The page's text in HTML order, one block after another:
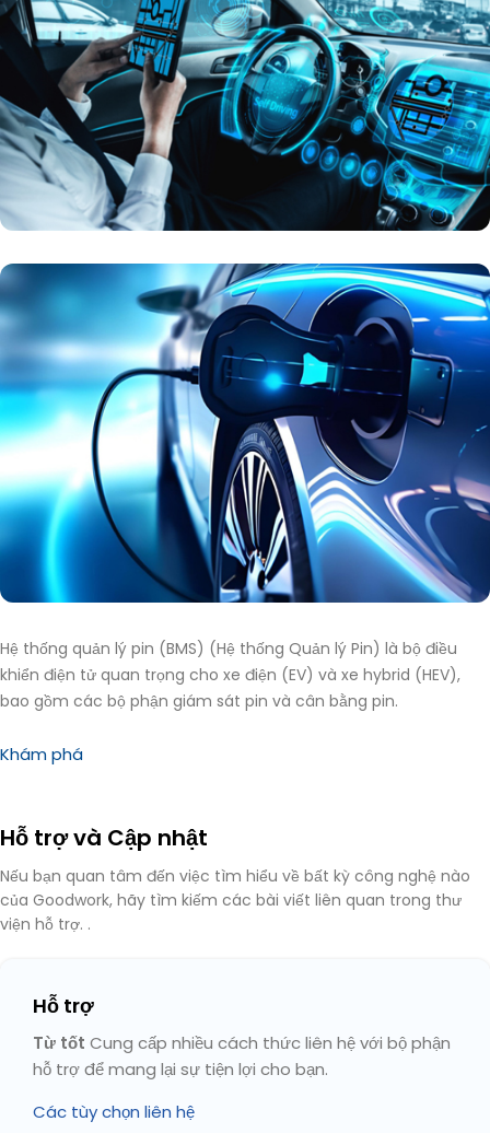
Hệ thống quản lý pin (BMS) (Hệ thống Quản lý Pin) là bộ điều
khiển điện tử quan trọng cho xe điện (EV) và xe hybrid (HEV),
bao gồm các bộ phận giám sát pin và cân bằng pin.
Khám phá
Hỗ trợ và Cập nhật
Nếu bạn quan tâm đến việc tìm hiểu về bất kỳ công nghệ nào
của Goodwork, hãy tìm kiếm các bài viết liên quan trong thư
viện hỗ trợ. .
Hỗ trợ
Từ tốt Cung cấp nhiều cách thức liên hệ với bộ phận
hỗ trợ để mang lại sự tiện lợi cho bạn.
Các tùy chọn liên hệ